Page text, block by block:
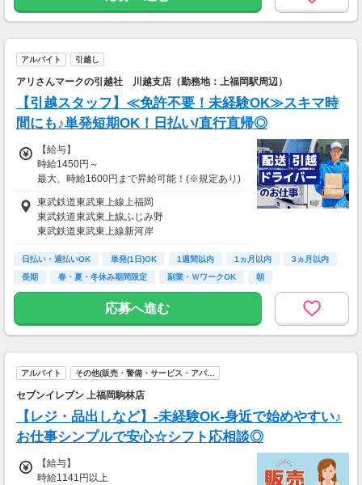
アルバイト 引越し
アリさんマークの引越社 川越支店（勤務地：上福岡駅周辺）
【引越スタッフ】≪免許不要！未経験OK≫スキマ時
間にも♪単発短期OK！日払い/直行直帰◎
【給与】
時給1450円～
最大、時給1600円まで昇給可能！(※規定あり)
※昇給条件：（1）毎月1日～末日で18日以上の
出勤
（2）遅刻・当日欠勤を4か月間ナ
シで50円ずつUP
（※18歳未満は最大1400円まで）
◆お客様アンケートで「優良」1件につき報奨
◆変動・早出・残業の場合は時給25％UP
＜給与詳細＞一般時給1450円
※18歳未満の方は時給1250円～
◆研修中給与変動なし
【給与支払】
日払い
◆基本月払い/日払いもOK(規定あり)
東武鉄道東武東上線上福岡
東武鉄道東武東上線ふじみ野
東武鉄道東武東上線新河岸
ＪＲ東日本川越線南古谷
東武鉄道東武東上線鶴瀬
日払い・週払いOK 単発(1日)OK 1週間以内 1ヵ月以内
3ヵ月以内
長期
春・夏・冬休み期間限定 副業・ＷワークOK 朝
応募へ進む
アルバイト その他(販売・警備・サービス・アパ…
セブンイレブン 上福岡駒林店
【レジ・品出しなど】-未経験OK-身近で始めやすい♪
お仕事シンプルで安心☆シフト応相談◎
【給与】
時給1141円以上